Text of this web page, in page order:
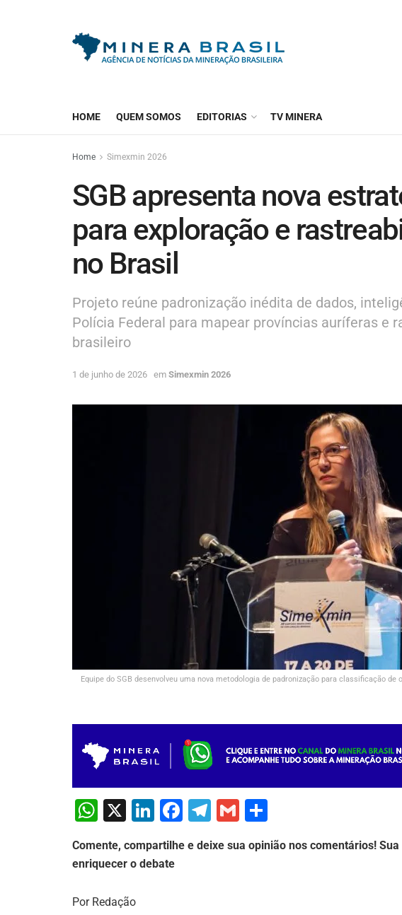
HOME QUEM SOMOS EDITORIAS TV MINERA
Home Simexmin 2026
SGB apresenta nova
para exploração e
no Brasil
Projeto reúne padronização inédita de dados,
Polícia Federal para mapear províncias auríferas e
brasileiro
1 de junho de 2026 em Simexmin 2026
Equipe do SGB desenvolveu uma nova metodologia de padronização para classificação
W
at
s
A
X
Li
k
F
c
T
el
e
G
ai
h
ar
Comente, compartilhe e deixe sua opinião nos comentários!
enriquecer o debate
Por Redação